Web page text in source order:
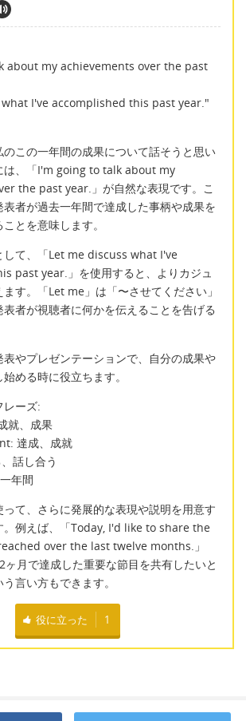
about my achievements over the past
I've accomplished this past year."
この一年間の成果について話そうと思い
は、「I'm going to talk about my
the past year.」が自然な表現です。こ
者が過去一年間で達成した事柄や成果を
とを意味します。
して、「Let me discuss what I've
past year.」を使用すると、よりカジュ
す。「Let me」は「〜させてください」
表者が視聴者に何かを伝えることを告げる
表やプレゼンテーションで、自分の成果や
める時に役立ちます。
レーズ:
就、成果
達成、成就
話し合う
年間
て、さらに発展的な表現や説明を用意す
。例えば、「Today, I'd like to share the
over the last twelve months.」
ヶ月で達成した重要な節目を共有したいと
言い方もできます。
役に立った 1